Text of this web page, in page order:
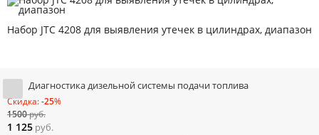
Набор JTC 4208 для выявления утечек в цилиндрах, диапазон
Диагностика дизельной системы подачи топлива
Скидка:-25%
1500руб.
1 125 руб.